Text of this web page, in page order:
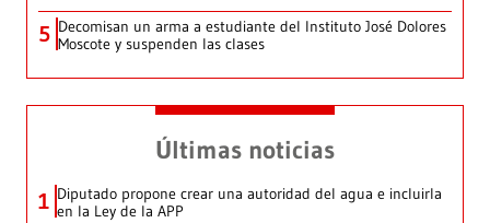
5 Decomisan un arma a estudiante del Instituto José Dolores
Moscote y suspenden las clases
Últimas noticias
1 Diputado propone crear una autoridad del agua e incluirla
en la Ley de la APP